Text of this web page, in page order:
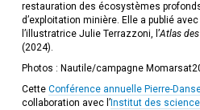
restauration des écosystèmes
d’exploitation minière. Elle a publié
l’illustratrice Julie Terrazzoni, l’Atlas
(2024).
Photos : Nautile/campagne
Cette Conférence annuelle Pierre-
collaboration avec l’Institut des